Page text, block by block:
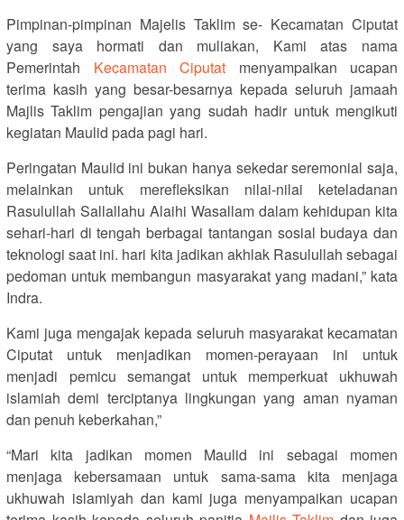
Pimpinan-pimpinan Majelis Taklim se- Kecamatan Ciputat
yang saya hormati dan muliakan, Kami atas nama
Pemerintah Kecamatan Ciputat menyampaikan ucapan
terima kasih yang besar-besarnya kepada seluruh jamaah
Majlis Taklim pengajian yang sudah hadir untuk mengikuti
kegiatan Maulid pada pagi hari.
Peringatan Maulid ini bukan hanya sekedar seremonial saja,
melainkan untuk merefleksikan nilai-nilai keteladanan
Rasulullah Sallallahu Alaihi Wasallam dalam kehidupan kita
sehari-hari di tengah berbagai tantangan sosial budaya dan
teknologi saat ini. hari kita jadikan akhlak Rasulullah sebagai
pedoman untuk membangun masyarakat yang madani,” kata
Indra.
Kami juga mengajak kepada seluruh masyarakat kecamatan
Ciputat untuk menjadikan momen-perayaan ini untuk
menjadi pemicu semangat untuk memperkuat ukhuwah
islamiah demi terciptanya lingkungan yang aman nyaman
dan penuh keberkahan,”
“Mari kita jadikan momen Maulid ini sebagai momen
menjaga kebersamaan untuk sama-sama kita menjaga
ukhuwah islamiyah dan kami juga menyampaikan ucapan